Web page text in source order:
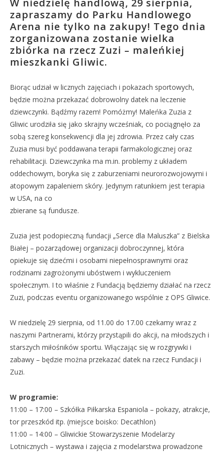
W niedzielę handlową, 29 sierpnia,
zapraszamy do Parku Handlowego
Arena nie tylko na zakupy! Tego dnia
zorganizowana zostanie wielka
zbiórka na rzecz Zuzi – maleńkiej
mieszkanki Gliwic.
Biorąc udział w licznych zajęciach i pokazach sportowych,
będzie można przekazać dobrowolny datek na leczenie
dziewczynki. Bądźmy razem! Pomóżmy! Maleńka Zuzia z
Gliwic urodziła się jako skrajny wcześniak, co pociągnęło za
sobą szereg konsekwencji dla jej zdrowia. Przez cały czas
Zuzia musi być poddawana terapii farmakologicznej oraz
rehabilitacji. Dziewczynka ma m.in. problemy z układem
oddechowym, boryka się z zaburzeniami neurorozwojowymi i
atopowym zapaleniem skóry. Jedynym ratunkiem jest terapia
w USA, na co
zbierane są fundusze.
Zuzia jest podopieczną fundacji „Serce dla Maluszka” z Bielska
Białej – pozarządowej organizacji dobroczynnej, która
opiekuje się dziećmi i osobami niepełnosprawnymi oraz
rodzinami zagrożonymi ubóstwem i wykluczeniem
społecznym. I to właśnie z Fundacją będziemy działać na rzecz
Zuzi, podczas eventu organizowanego wspólnie z OPS Gliwice.
W niedzielę 29 sierpnia, od 11.00 do 17.00 czekamy wraz z
naszymi Partnerami, którzy przystąpili do akcji, na młodszych i
starszych miłośników sportu. Włączając się w rozgrywki i
zabawy – będzie można przekazać datek na rzecz Fundacji i
Zuzi.
W programie:
11:00 – 17:00 – Szkółka Piłkarska Espaniola – pokazy, atrakcje,
tor przeszkód itp. (miejsce boisko: Decathlon)
11:00 – 14:00 – Gliwickie Stowarzyszenie Modelarzy
Lotnicznych – wystawa i zajęcia z modelarstwa prowadzone